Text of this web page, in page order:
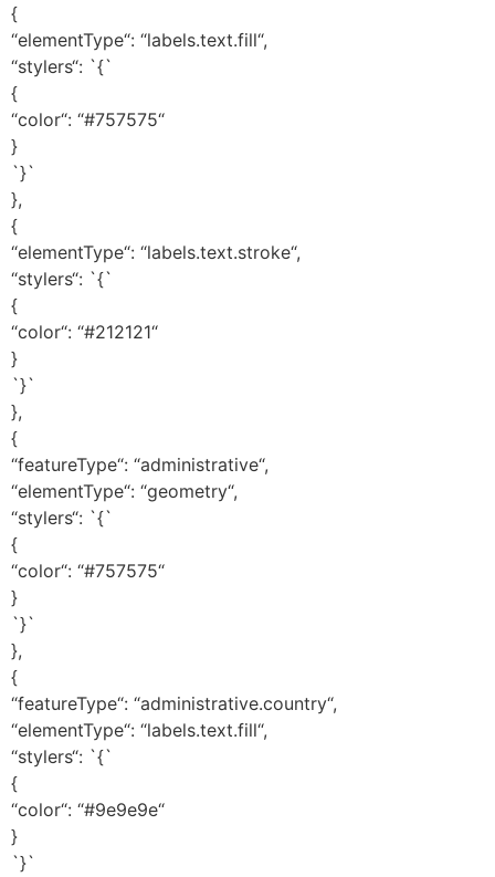
{
“elementType“: “labels.text.fill“,
“stylers“: `{`
{
“color“: “#757575“
}
`}`
},
{
“elementType“: “labels.text.stroke“,
“stylers“: `{`
{
“color“: “#212121“
}
`}`
},
{
“featureType“: “administrative“,
“elementType“: “geometry“,
“stylers“: `{`
{
“color“: “#757575“
}
`}`
},
{
“featureType“: “administrative.country“,
“elementType“: “labels.text.fill“,
“stylers“: `{`
{
“color“: “#9e9e9e“
}
`}`